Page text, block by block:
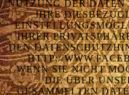
NUTZUNG DER DATEN
IHRE
IHRER
DEN
HTTP://
WENN SIE NICHT
DIE ÜBER
GESAMMELTEN